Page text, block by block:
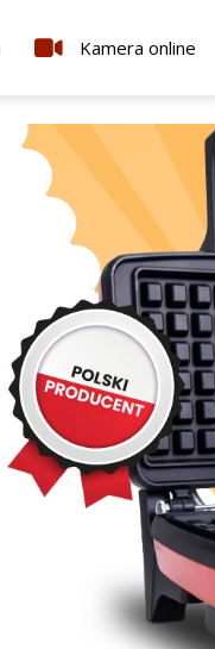
Kamera online